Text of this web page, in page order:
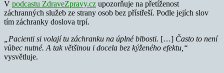
V podcastu ZdraveZpravy.cz upozorňuje na přetíženost
záchranných služeb ze strany osob bez přístřeší. Podle jejích slov
tím záchranky doslova trpí.
„Pacienti si volají tu záchranku na úplné blbosti. […] Často to není
vůbec nutné. A tak většinou i docela bez kýženého efektu,“
vysvětluje.